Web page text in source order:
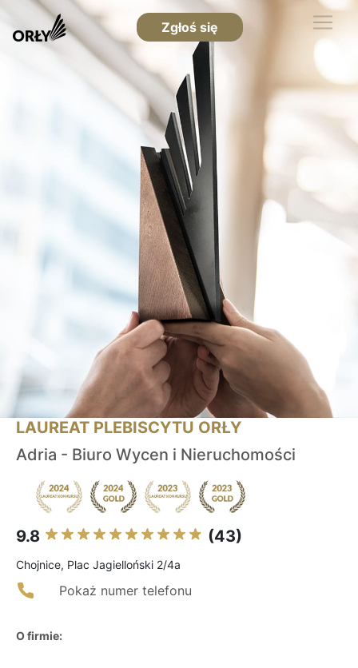
Zgłoś się
LAUREAT PLEBISCYTU ORŁY
Adria - Biuro Wycen i Nieruchomości
9.8 (43)
Chojnice, Plac Jagielloński 2/4a
Pokaż numer telefonu
O firmie: